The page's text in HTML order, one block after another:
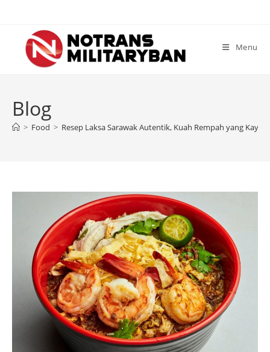
content
Menu
Blog
> Food > Resep Laksa Sarawak Autentik, Kuah Rempah yang Kaya